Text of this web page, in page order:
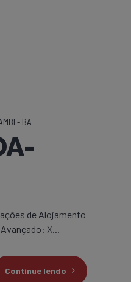
- BA
de Alojamento
X...
Continue lendo